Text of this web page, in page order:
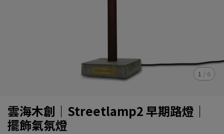
1 / 6
雲海木創｜Streetlamp2 早期路燈｜
擺飾氣氛燈